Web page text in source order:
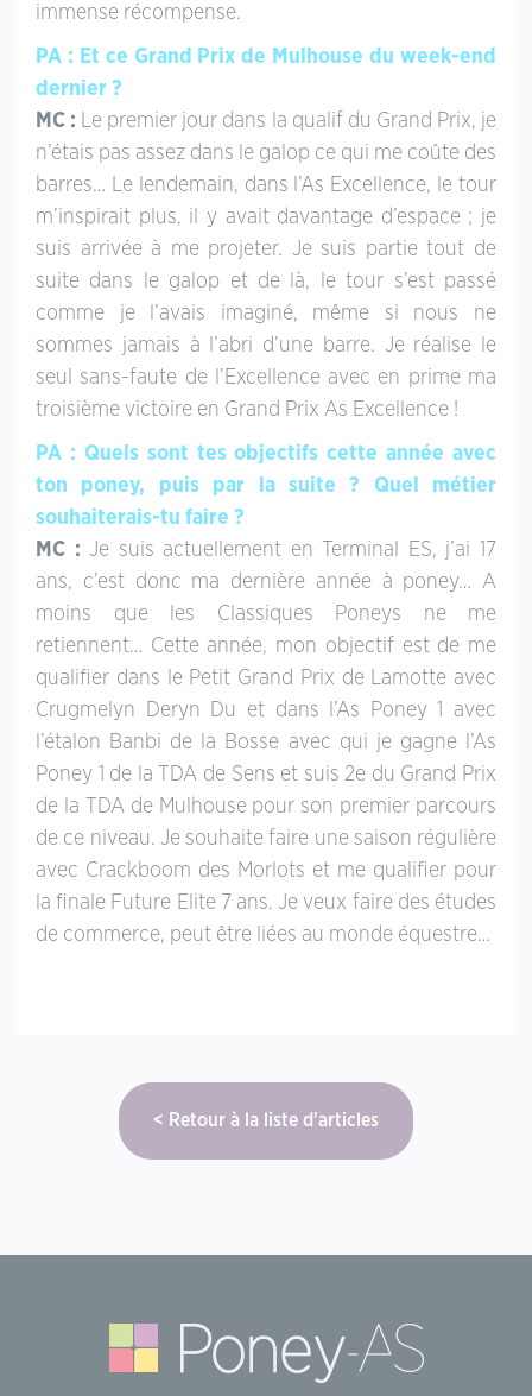
immense récompense.
PA : Et ce Grand Prix de Mulhouse du week-end
dernier ?
MC : Le premier jour dans la qualif du Grand Prix, je
n’étais pas assez dans le galop ce qui me coûte des
barres… Le lendemain, dans l’As Excellence, le tour
m’inspirait plus, il y avait davantage d’espace ; je
suis arrivée à me projeter. Je suis partie tout de
suite dans le galop et de là, le tour s’est passé
comme je l’avais imaginé, même si nous ne
sommes jamais à l’abri d’une barre. Je réalise le
seul sans-faute de l’Excellence avec en prime ma
troisième victoire en Grand Prix As Excellence !
PA : Quels sont tes objectifs cette année avec
ton poney, puis par la suite ? Quel métier
souhaiterais-tu faire ?
MC : Je suis actuellement en Terminal ES, j’ai 17
ans, c’est donc ma dernière année à poney… A
moins que les Classiques Poneys ne me
retiennent… Cette année, mon objectif est de me
qualifier dans le Petit Grand Prix de Lamotte avec
Crugmelyn Deryn Du et dans l’As Poney 1 avec
l’étalon Banbi de la Bosse avec qui je gagne l’As
Poney 1 de la TDA de Sens et suis 2e du Grand Prix
de la TDA de Mulhouse pour son premier parcours
de ce niveau. Je souhaite faire une saison régulière
avec Crackboom des Morlots et me qualifier pour
la finale Future Elite 7 ans. Je veux faire des études
de commerce, peut être liées au monde équestre…
Retour à la liste d'articles